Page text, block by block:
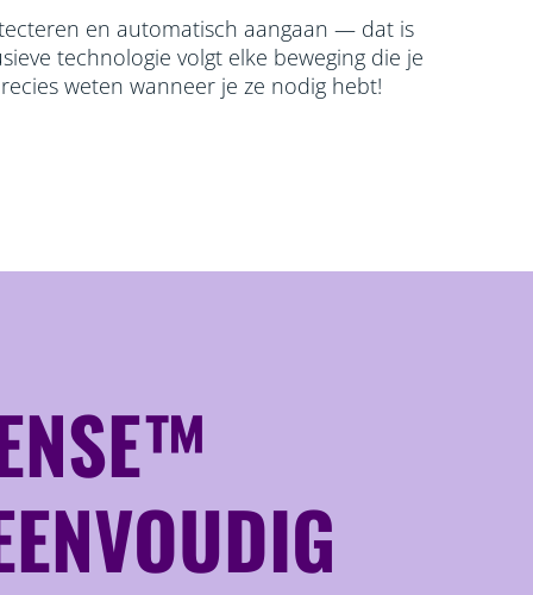
en automatisch aangaan — dat is
technologie volgt elke beweging die je
weten wanneer je ze nodig hebt!